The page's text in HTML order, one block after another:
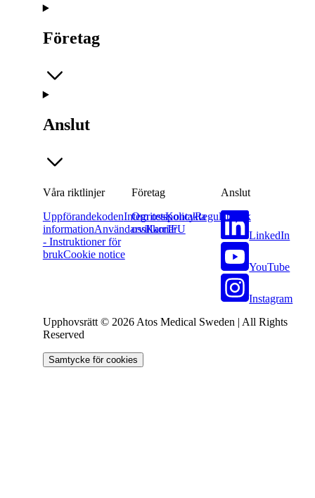
Företag
Anslut
Våra riktlinjer
UppförandekodenIntegritetspolicyRegulatorisk
informationAnvändarvillkorIFU
- Instruktioner för
brukCookie notice
Företag
Om ossKontakta
ossKarriär
Anslut
LinkedIn
YouTube
Instagram
Upphovsrätt © 2026 Atos Medical Sweden | All Rights
Reserved
Samtycke för cookies